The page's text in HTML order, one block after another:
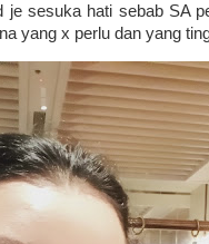
je sesuka hati sebab SA
yang x perlu dan yang